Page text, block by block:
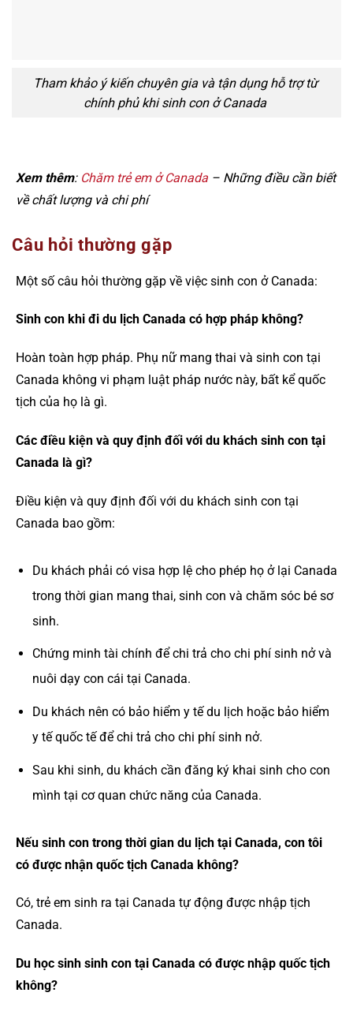
Tham khảo ý kiến chuyên gia và tận dụng hỗ trợ từ
chính phủ khi sinh con ở Canada
Xem thêm: Chăm trẻ em ở Canada – Những điều cần biết
về chất lượng và chi phí
Câu hỏi thường gặp
Một số câu hỏi thường gặp về việc sinh con ở Canada:
Sinh con khi đi du lịch Canada có hợp pháp không?
Hoàn toàn hợp pháp. Phụ nữ mang thai và sinh con tại
Canada không vi phạm luật pháp nước này, bất kể quốc
tịch của họ là gì.
Các điều kiện và quy định đối với du khách sinh con tại
Canada là gì?
Điều kiện và quy định đối với du khách sinh con tại
Canada bao gồm:
Du khách phải có visa hợp lệ cho phép họ ở lại Canada
trong thời gian mang thai, sinh con và chăm sóc bé sơ
sinh.
Chứng minh tài chính để chi trả cho chi phí sinh nở và
nuôi dạy con cái tại Canada.
Du khách nên có bảo hiểm y tế du lịch hoặc bảo hiểm
y tế quốc tế để chi trả cho chi phí sinh nở.
Sau khi sinh, du khách cần đăng ký khai sinh cho con
mình tại cơ quan chức năng của Canada.
Nếu sinh con trong thời gian du lịch tại Canada, con tôi
có được nhận quốc tịch Canada không?
Có, trẻ em sinh ra tại Canada tự động được nhập tịch
Canada.
Du học sinh sinh con tại Canada có được nhập quốc tịch
không?